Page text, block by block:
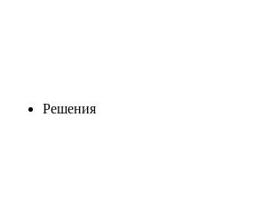
Решения